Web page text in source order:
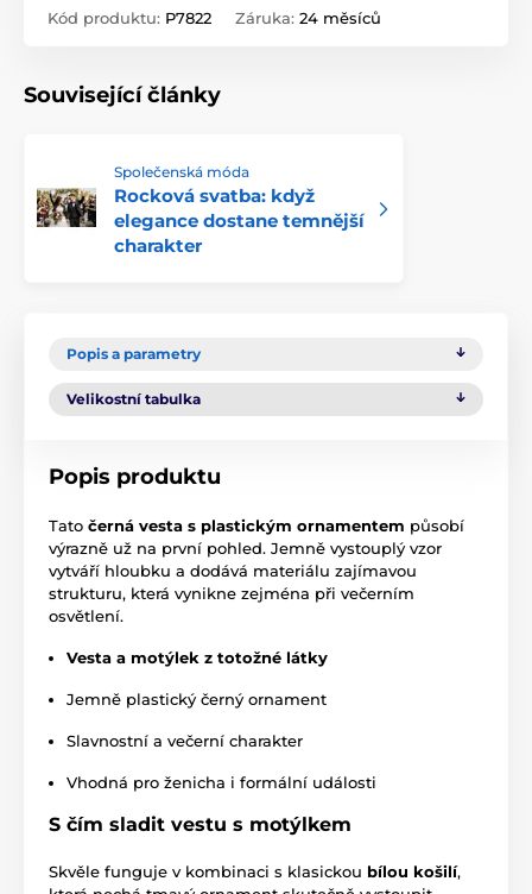
Kód produktu: P7822 Záruka: 24 měsíců
Související články
Společenská móda
Rocková svatba: když
elegance dostane temnější
charakter
Popis a parametry
Velikostní tabulka
Popis produktu
Tato černá vesta s plastickým ornamentem působí
výrazně už na první pohled. Jemně vystouplý vzor
vytváří hloubku a dodává materiálu zajímavou
strukturu, která vynikne zejména při večerním
osvětlení.
Vesta a motýlek z totožné látky
Jemně plastický černý ornament
Slavnostní a večerní charakter
Vhodná pro ženicha i formální události
S čím sladit vestu s motýlkem
Skvěle funguje v kombinaci s klasickou bílou košilí,